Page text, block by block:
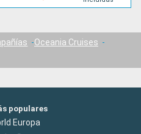
Oceania Cruises
populares
Europa